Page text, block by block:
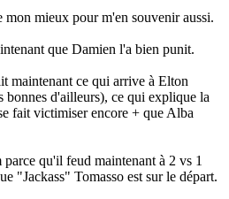
mieux pour m'en souvenir aussi.
que Damien l'a bien punit.
maintenant ce qui arrive à Elton
bonnes d'ailleurs), ce qui explique la
fait victimiser encore + que Alba
qu'il feud maintenant à 2 vs 1
"Jackass" Tomasso est sur le départ.